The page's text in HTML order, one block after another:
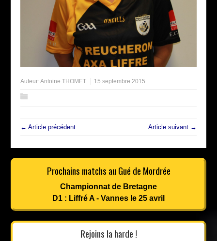
Auteur:Antoine THOMET 15 septembre 2015
← Article précédent Article suivant →
Prochains matchs au Gué de Mordrée
Championnat de Bretagne
D1 : Liffré A - Vannes le 25 avril
Rejoins la harde !